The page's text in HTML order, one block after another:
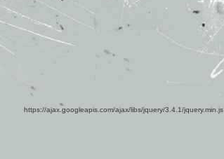
https://ajax.googleapis.com/ajax/libs/jquery/3.4.1/jquery.min.js